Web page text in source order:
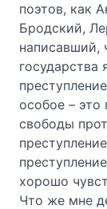
поэтов, как
Бродский,
написавший,
государства
особое – это
свободы
хорошо
Что же мне